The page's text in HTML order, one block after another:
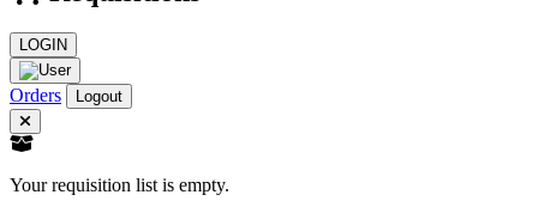
LOGIN
Orders Logout
Your requisition list is empty.